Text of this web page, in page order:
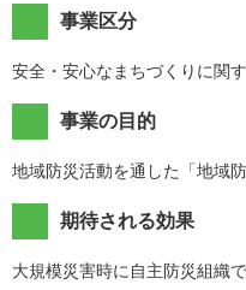
事業区分
安全・安心なまちづくりに関
事業の目的
地域防災活動を通した「地域防
期待される効果
大規模災害時に自主防災組織